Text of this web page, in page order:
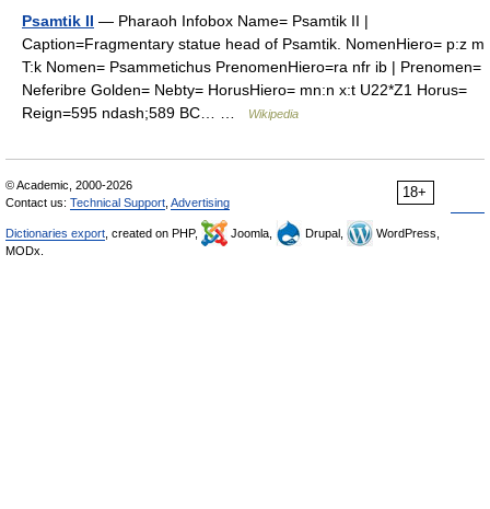
Psamtik II — Pharaoh Infobox Name= Psamtik II |
Caption=Fragmentary statue head of Psamtik. NomenHiero= p:z m
T:k Nomen= Psammetichus PrenomenHiero=ra nfr ib | Prenomen=
Neferibre Golden= Nebty= HorusHiero= mn:n x:t U22*Z1 Horus=
Reign=595 ndash;589 BC… …
Wikipedia
18+
© Academic, 2000-2026
Contact us: Technical Support Advertising
Dictionaries export , created on PHP, Joomla, Drupal,
WordPress,
MODx.